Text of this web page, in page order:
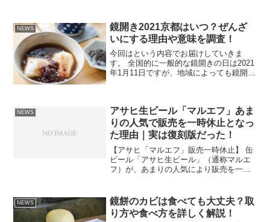
携えており、ユニクロの他にも注目する
べきファストフ...
NEWS
鏡開き2021京都はいつ？ぜんざ
いにする理由や意味を調査！
今回はという内容でお届けしていきま
す。 全国的に一般的な鏡開きの日は2021
年1月11日ですが、地域によっても鏡開き
ぜんざいにする家...
NEWS
アサヒ生ビール「マルエフ」あま
りの人気で販売を一時休止となっ
た理由｜実は復刻版だった！
【アサヒ「マルエフ」販売一時休止】 缶
ビール「アサヒ生ビール」（通称マルエ
フ）が、あまりの人気により販売を一時
文に対し商品供給が追い付かないため」
とオフィシャル...
NEWS
鏡餅のカビは食べても大丈夫？取
り方や食べ方を詳しく解説！